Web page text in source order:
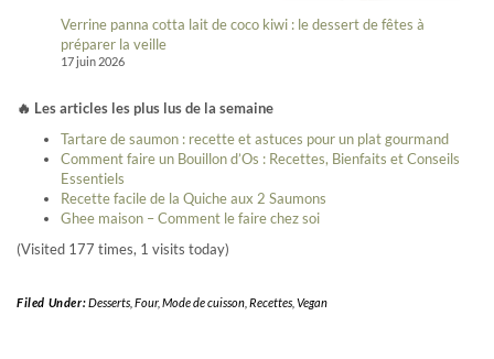
Verrine panna cotta lait de coco kiwi : le dessert de fêtes à
préparer la veille
17 juin 2026
🔥 Les articles les plus lus de la semaine
Tartare de saumon : recette et astuces pour un plat gourmand
Comment faire un Bouillon d’Os : Recettes, Bienfaits et Conseils
Essentiels
Recette facile de la Quiche aux 2 Saumons
Ghee maison – Comment le faire chez soi
(Visited 177 times, 1 visits today)
Filed Under:Desserts, Four, Mode de cuisson, Recettes, Vegan